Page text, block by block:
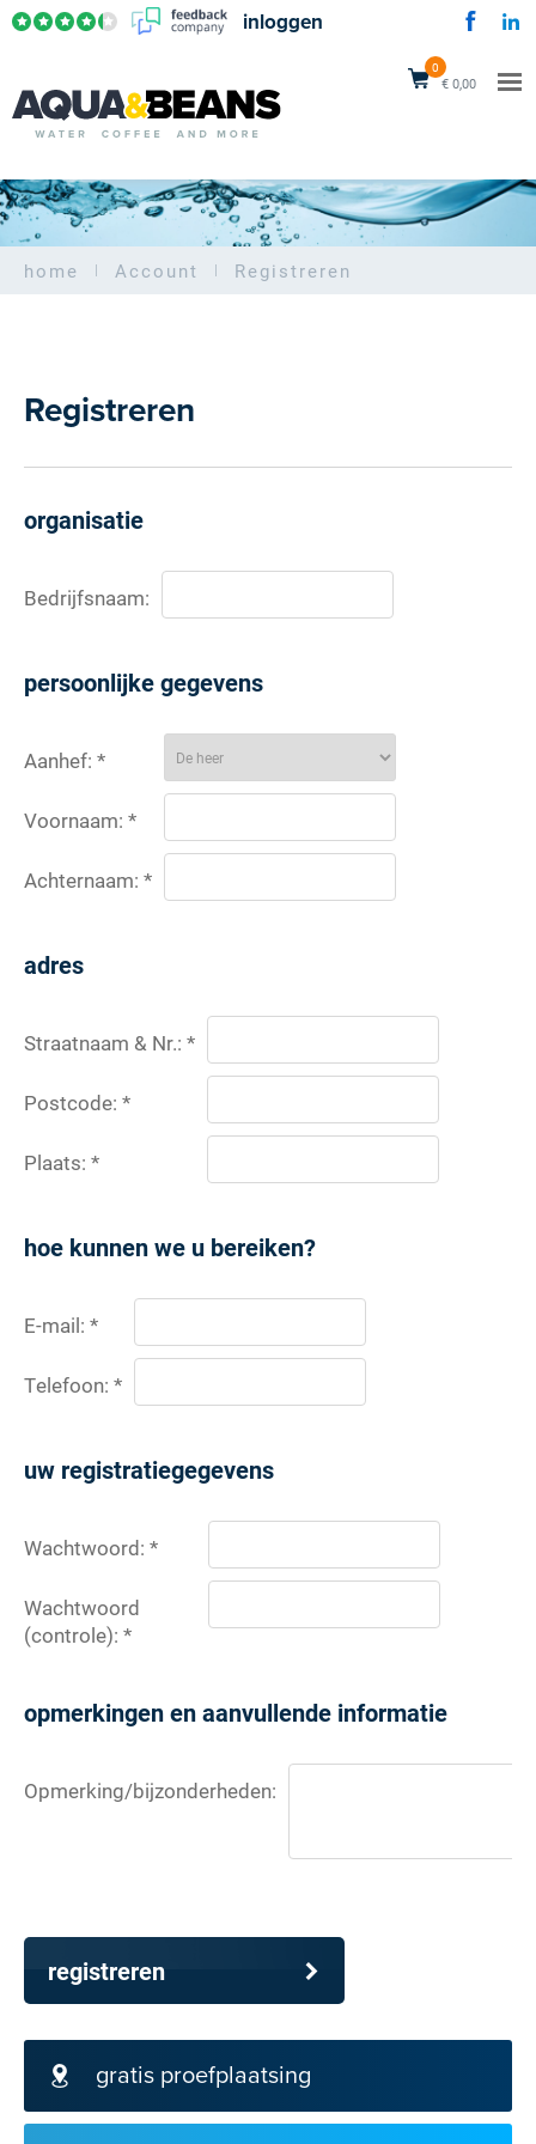
0
€ 0,00
inloggen
home Account Registreren
Registreren
organisatie
Bedrijfsnaam:
persoonlijke gegevens
Aanhef: *
Voornaam: *
Achternaam: *
adres
Straatnaam & Nr.: *
Postcode: *
Plaats: *
hoe kunnen we u bereiken?
E-mail: *
Telefoon: *
uw registratiegegevens
Wachtwoord: *
Wachtwoord
(controle): *
opmerkingen en aanvullende informatie
Opmerking/bijzonderheden:
registreren
gratis proefplaatsing